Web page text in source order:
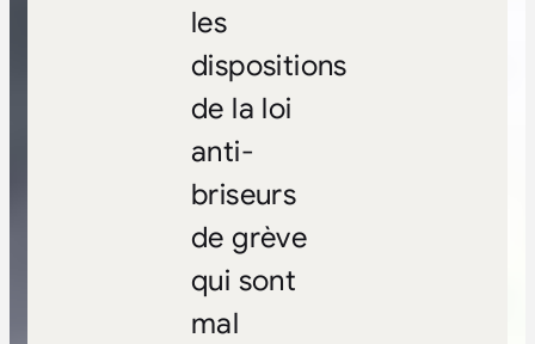
les
dispositions
de la loi
anti-
briseurs
de grève
qui sont
mal